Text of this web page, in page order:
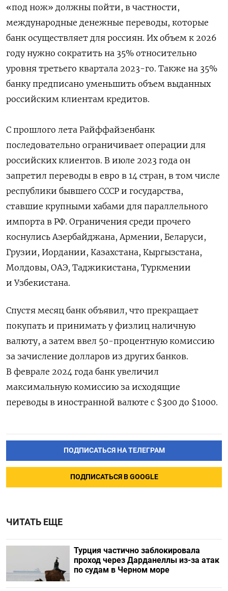
«под нож» должны пойти, в частности,
международные денежные переводы, которые
банк осуществляет для россиян. Их объем к 2026
году нужно сократить на 35% относительно
уровня третьего квартала 2023-го. Также на 35%
банку предписано уменьшить объем выданных
российским клиентам кредитов.
С прошлого лета Райффайзенбанк
последовательно ограничивает операции для
российских клиентов. В июле 2023 года он
запретил переводы в евро в 14 стран, в том числе
республики бывшего СССР и государства,
ставшие крупными хабами для параллельного
импорта в РФ. Ограничения среди прочего
коснулись Азербайджана, Армении, Беларуси,
Грузии, Иордании, Казахстана, Кыргызстана,
Молдовы, ОАЭ, Таджикистана, Туркмении
и Узбекистана.
Спустя месяц банк объявил, что прекращает
покупать и принимать у физлиц наличную
валюту, а затем ввел 50-процентную комиссию
за зачисление долларов из других банков.
В феврале 2024 года банк увеличил
максимальную комиссию за исходящие
переводы в иностранной валюте с $300 до $1000.
ПОДПИСАТЬСЯ НА ТЕЛЕГРАМ
ПОДПИСАТЬСЯ В GOOGLE
ЧИТАТЬ ЕЩЕ
Турция частично заблокировала
проход через Дарданеллы из-за атак
по судам в Черном море